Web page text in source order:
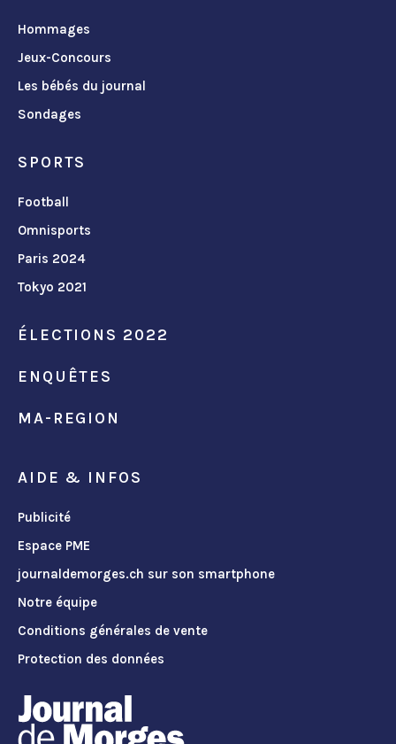
Hommages
Jeux-Concours
Les bébés du journal
Sondages
SPORTS
Football
Omnisports
Paris 2024
Tokyo 2021
ÉLECTIONS 2022
ENQUÊTES
MA-REGION
AIDE & INFOS
Publicité
Espace PME
journaldemorges.ch sur son smartphone
Notre équipe
Conditions générales de vente
Protection des données